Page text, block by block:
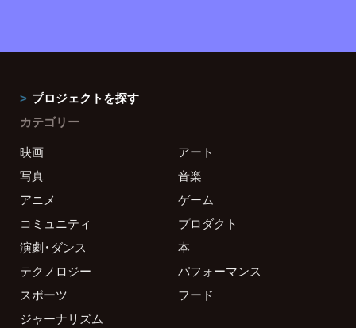
プロジェクトを探す
カテゴリー
映画
アート
写真
音楽
アニメ
ゲーム
コミュニティ
プロダクト
演劇・ダンス
本
テクノロジー
パフォーマンス
スポーツ
フード
ジャーナリズム